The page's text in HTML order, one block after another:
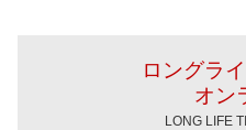
ロングラ
オン
LONG LIFE